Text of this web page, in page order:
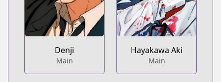
Denji
Main
Hayakawa Aki
Main